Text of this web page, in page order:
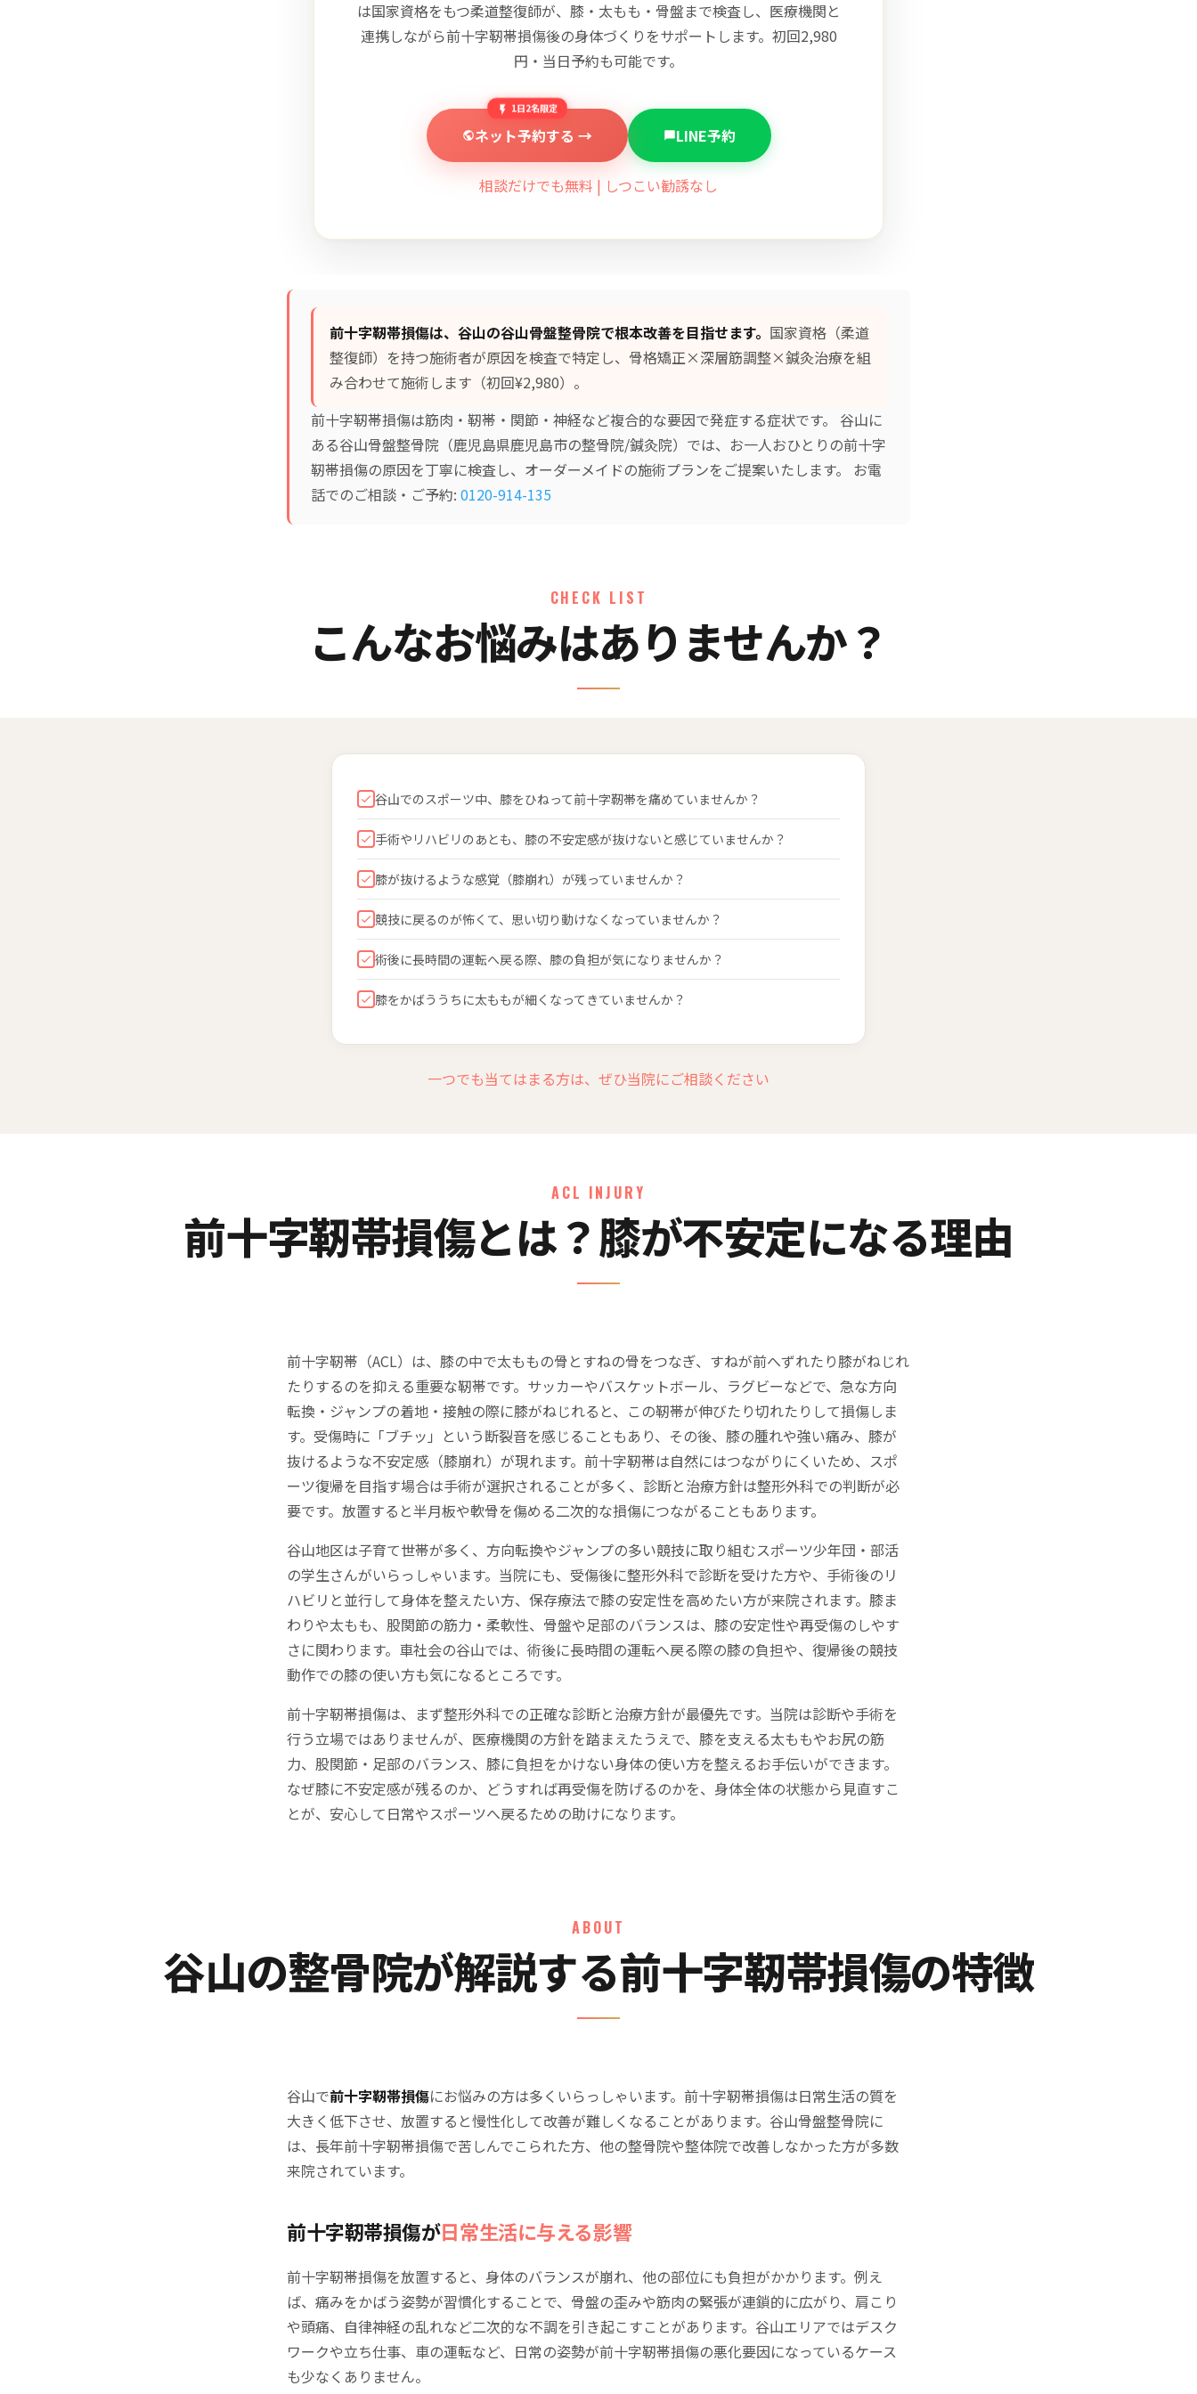
は国家資格をもつ柔道整復師が、膝・太もも・骨盤まで検査し、医療機関と
連携しながら前十字靭帯損傷後の身体づくりをサポートします。初回2,980
円・当日予約も可能です。
1日2名限定
ネット予約する → LINE予約
相談だけでも無料 | しつこい勧誘なし
前十字靭帯損傷は、谷山の谷山骨盤整骨院で根本改善を目指せます。 国家資格（柔道
整復師）を持つ施術者が原因を検査で特定し、 骨格矯正×深層筋調整×鍼灸治療を組
み合わせて施術します（初回¥2,980）。
前十字靭帯損傷は筋肉・靭帯・関節・神経など複合的な要因で発症する症状です。 谷山に
ある谷山骨盤整骨院（鹿児島県鹿児島市の整骨院/鍼灸院）では、お一人おひとりの前十字
靭帯損傷の原因を丁寧に検査し、オーダーメイドの施術プランをご提案いたします。 お電
話でのご相談・ご予約: 0120-914-135
CHECK LIST
こんなお悩みはありませんか？
谷山でのスポーツ中、膝をひねって前十字靭帯を痛めていませんか？
手術やリハビリのあとも、膝の不安定感が抜けないと感じていませんか？
膝が抜けるような感覚（膝崩れ）が残っていませんか？
競技に戻るのが怖くて、思い切り動けなくなっていませんか？
術後に長時間の運転へ戻る際、膝の負担が気になりませんか？
膝をかばううちに太ももが細くなってきていませんか？
一つでも当てはまる方は、ぜひ当院にご相談ください
ACL INJURY
前十字靭帯損傷とは？膝が不安定になる理由
前十字靭帯（ACL）は、膝の中で太ももの骨とすねの骨をつなぎ、すねが前へずれたり膝がねじれ
たりするのを抑える重要な靭帯です。サッカーやバスケットボール、ラグビーなどで、急な方向
転換・ジャンプの着地・接触の際に膝がねじれると、この靭帯が伸びたり切れたりして損傷しま
す。受傷時に「ブチッ」という断裂音を感じることもあり、その後、膝の腫れや強い痛み、膝が
抜けるような不安定感（膝崩れ）が現れます。前十字靭帯は自然にはつながりにくいため、スポ
ーツ復帰を目指す場合は手術が選択されることが多く、診断と治療方針は整形外科での判断が必
要です。放置すると半月板や軟骨を傷める二次的な損傷につながることもあります。
谷山地区は子育て世帯が多く、方向転換やジャンプの多い競技に取り組むスポーツ少年団・部活
の学生さんがいらっしゃいます。当院にも、受傷後に整形外科で診断を受けた方や、手術後のリ
ハビリと並行して身体を整えたい方、保存療法で膝の安定性を高めたい方が来院されます。膝ま
わりや太もも、股関節の筋力・柔軟性、骨盤や足部のバランスは、膝の安定性や再受傷のしやす
さに関わります。車社会の谷山では、術後に長時間の運転へ戻る際の膝の負担や、復帰後の競技
動作での膝の使い方も気になるところです。
前十字靭帯損傷は、まず整形外科での正確な診断と治療方針が最優先です。当院は診断や手術を
行う立場ではありませんが、医療機関の方針を踏まえたうえで、膝を支える太ももやお尻の筋
力、股関節・足部のバランス、膝に負担をかけない身体の使い方を整えるお手伝いができます。
なぜ膝に不安定感が残るのか、どうすれば再受傷を防げるのかを、身体全体の状態から見直すこ
とが、安心して日常やスポーツへ戻るための助けになります。
ABOUT
谷山の整骨院が解説する前十字靭帯損傷の特徴
谷山で前十字靭帯損傷にお悩みの方は多くいらっしゃいます。前十字靭帯損傷は日常生活の質を
大きく低下させ、放置すると慢性化して改善が難しくなることがあります。谷山骨盤整骨院に
は、長年前十字靭帯損傷で苦しんでこられた方、他の整骨院や整体院で改善しなかった方が多数
来院されています。
前十字靭帯損傷が日常生活に与える影響
前十字靭帯損傷を放置すると、身体のバランスが崩れ、他の部位にも負担がかかります。例え
ば、痛みをかばう姿勢が習慣化することで、骨盤の歪みや筋肉の緊張が連鎖的に広がり、肩こり
や頭痛、自律神経の乱れなど二次的な不調を引き起こすことがあります。谷山エリアではデスク
ワークや立ち仕事、車の運転など、日常の姿勢が前十字靭帯損傷の悪化要因になっているケース
も少なくありません。